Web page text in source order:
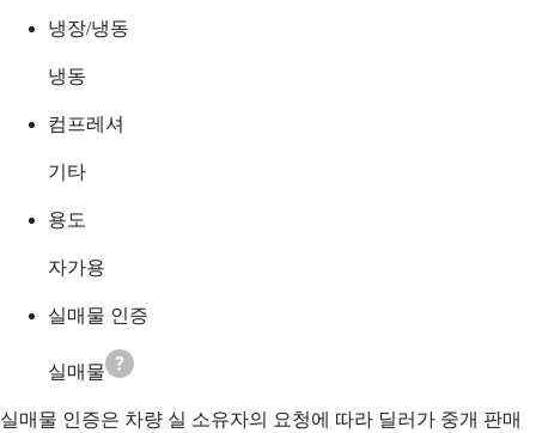
냉장/냉동
냉동
컴프레셔
기타
용도
자가용
실매물 인증
실매물
실매물 인증은 차량 실 소유자의 요청에 따라 딜러가 중개 판매